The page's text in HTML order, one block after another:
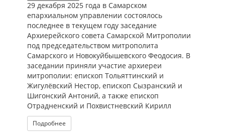
29 декабря 2025 года в Самарском
епархиальном управлении состоялось
последнее в текущем году заседание
Архиерейского совета Самарской Митрополии
под председательством митрополита
Самарского и Новокуйбышевского Феодосия. В
заседании приняли участие архиереи
митрополии: епископ Тольяттинский и
Жигулёвский Нестор, епископ Сызранский и
Шигонский Антоний, а также епископ
Отрадненский и Похвистневский Кирилл
Подробнее